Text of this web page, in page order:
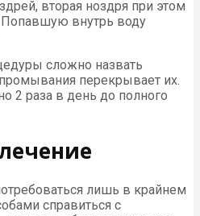
вторая ноздря при этом
внутрь воду
сложно назвать
перекрывает их.
2 раза в день до полного
лишь в крайнем
справиться с